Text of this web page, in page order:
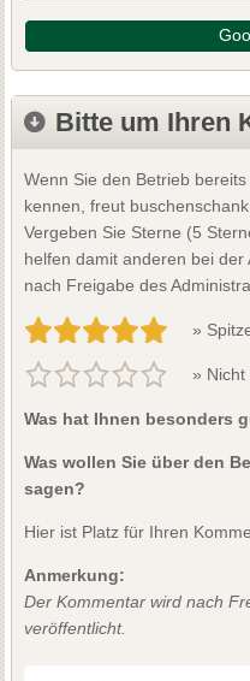
Bitte um Ihren
Wenn Sie den Betrieb
kennen, freut
Vergeben Sie Sterne (5
helfen damit anderen bei
nach Freigabe des
»
» Nicht
Was hat Ihnen besonders
Was wollen Sie über den
sagen?
Hier ist Platz für Ihren
Anmerkung:
Der Kommentar wird nach
veröffentlicht.